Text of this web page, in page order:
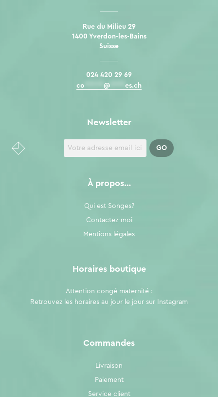
Rue du Milieu 29
1400 Yverdon-les-Bains
Suisse
024 420 29 69
co
@ es.ch
Commandes
Livraison
Paiement
Service client
À propos…
Qui est Songes?
Contactez-moi
Mentions légales
Newsletter
Horaires boutique
Attention congé maternité :
Retrouvez les horaires au jour le jour sur
Instagram